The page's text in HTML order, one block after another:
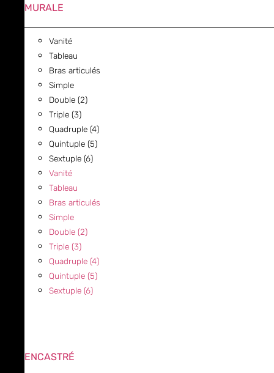
MURALE
Vanité
Tableau
Bras articulés
Simple
Double (2)
Triple (3)
Quadruple (4)
Quintuple (5)
Sextuple (6)
Vanité
Tableau
Bras articulés
Simple
Double (2)
Triple (3)
Quadruple (4)
Quintuple (5)
Sextuple (6)
ENCASTRÉ